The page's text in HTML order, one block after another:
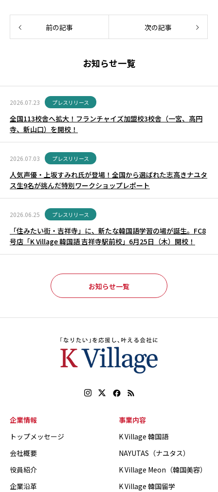
前の記事 次の記事
お知らせ一覧
2026.07.23 プレスリリース
全国113校舎へ拡大！フランチャイズ加盟校3校舎（一宮、高円
寺、新山口）を開校！
2026.07.03 プレスリリース
人気声優・上坂すみれ氏が登場！全国から選ばれた志高きナユタ
ス生9名が挑んだ特別ワークショップレポート
2026.06.25 プレスリリース
「住みたい街・吉祥寺」に、新たな韓国語学習の場が誕生。FC8
号店「K Village 韓国語 吉祥寺駅前校」6月25日（木）開校！
お知らせ一覧
企業情報
トップメッセージ
会社概要
役員紹介
企業沿革
事業内容
K Village 韓国語
NAYUTAS（ナユタス）
K Village Meon（韓国美容）
K Village 韓国留学